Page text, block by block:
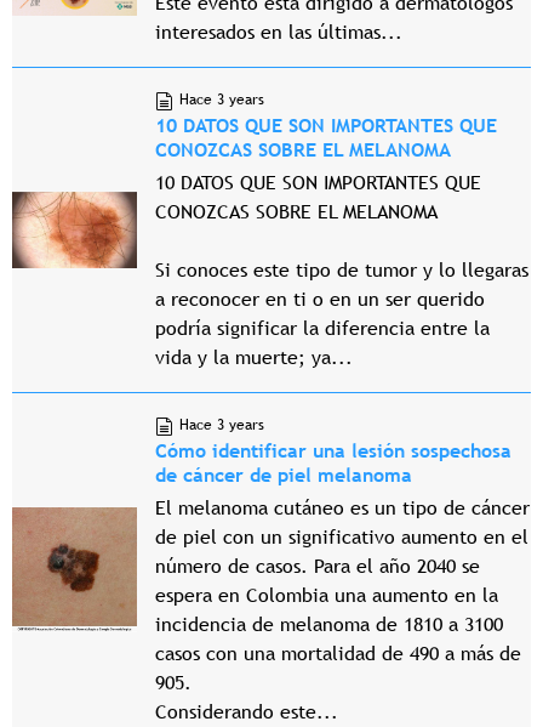
interesados en las últimas...
Hace 3 years
10 DATOS QUE SON IMPORTANTES QUE
CONOZCAS SOBRE EL MELANOMA
10 DATOS QUE SON IMPORTANTES QUE
CONOZCAS SOBRE EL MELANOMA
Si conoces este tipo de tumor y lo llegaras
a reconocer en ti o en un ser querido
podría significar la diferencia entre la
vida y la muerte; ya...
Hace 3 years
Cómo identificar una lesión sospechosa
de cáncer de piel melanoma
El melanoma cutáneo es un tipo de cáncer
de piel con un significativo aumento en el
número de casos. Para el año 2040 se
espera en Colombia una aumento en la
incidencia de melanoma de 1810 a 3100
casos con una mortalidad de 490 a más de
905.
Considerando este...